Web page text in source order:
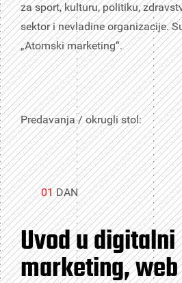
za sport, kulturu, politiku,
sektor i nevladine organizacije.
„Atomski marketing“.
Predavanja / okrugli stol:
01DAN
Uvod u digitalni
marketing,